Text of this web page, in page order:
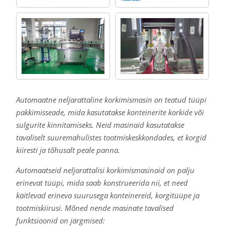
Automaatne neljarattaline korkimismasin on teatud tüüpi
pakkimisseade, mida kasutatakse konteinerite korkide või
sulgurite kinnitamiseks. Neid masinaid kasutatakse
tavaliselt suuremahulistes tootmiskeskkondades, et korgid
kiiresti ja tõhusalt peale panna.
Automaatseid neljarattalisi korkimismasinaid on palju
erinevat tüüpi, mida saab konstrueerida nii, et need
käitlevad erineva suurusega konteinereid, korgitüüpe ja
tootmiskiirusi. Mõned nende masinate tavalised
funktsioonid on järgmised: